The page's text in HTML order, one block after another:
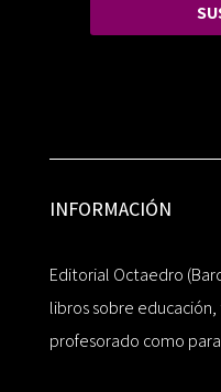
INFORMACIÓN
Editorial Octaedro
libros sobre
profesorado como